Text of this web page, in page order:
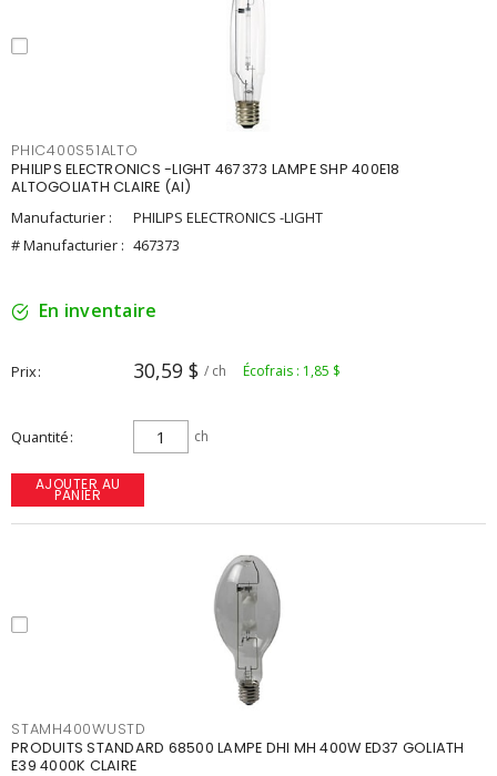
PHIC400S51ALTO
PHILIPS ELECTRONICS -LIGHT 467373 LAMPE SHP 400E18
ALTOGOLIATH CLAIRE (AI)
Manufacturier :
PHILIPS ELECTRONICS -LIGHT
# Manufacturier : 467373
En inventaire
Prix 30,59 $ / ch Écofrais : 1,85 $
Quantité ch
AJOUTER AU
PANIER
STAMH400WUSTD
PRODUITS STANDARD 68500 LAMPE DHI MH 400W ED37 GOLIATH
E39 4000K CLAIRE